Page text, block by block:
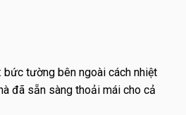
tường bên ngoài cách nhiệt
đã sẵn sàng thoải mái cho cả